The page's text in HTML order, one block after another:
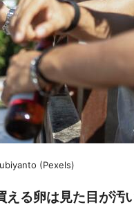
(Pexels)
える卵は見た目が汚